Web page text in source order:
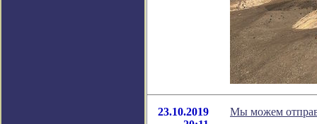
23.10.2019
Мы можем